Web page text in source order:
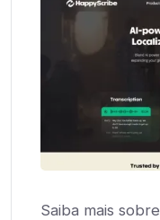
Saiba mais sobre